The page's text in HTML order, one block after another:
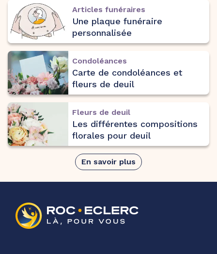
Articles funéraires
Une plaque funéraire
personnalisée
Condoléances
Carte de condoléances et
fleurs de deuil
Fleurs de deuil
Les différentes compositions
florales pour deuil
En savoir plus